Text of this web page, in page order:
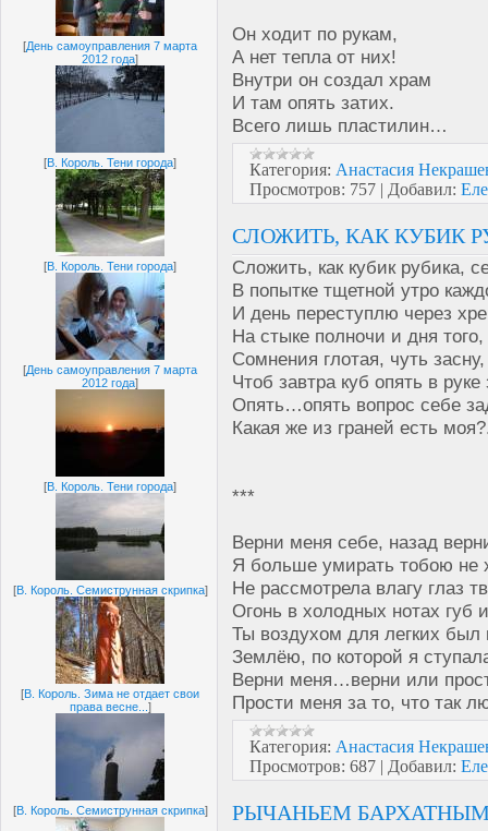
[День самоуправления 7 марта
2012 года]
[В. Король. Тени города]
[В. Король. Тени города]
[День самоуправления 7 марта
2012 года]
[В. Король. Тени города]
[В. Король. Семиструнная скрипка]
[В. Король. Зима не отдает свои
права весне... ]
[В. Король. Семиструнная скрипка]
Он ходит по рукам,
А нет тепла от них!
Внутри он создал храм
И там опять затих.
Всего лишь пластилин…
Категория: Анастасия
Просмотров: 757 | Добавил:
СЛОЖИТЬ, КАК КУБИК
Сложить, как кубик рубика,
В попытке тщетной утро
И день переступлю через
На стыке полночи и дня того,
Сомнения глотая, чуть засну,
Чтоб завтра куб опять в руке
Опять…опять вопрос себе
Какая же из граней есть
***
Верни меня себе, назад
Я больше умирать тобою не
Не рассмотрела влагу глаз
Огонь в холодных нотах губ
Ты воздухом для легких был
Землёю, по которой я
Верни меня…верни или
Прости меня за то, что так
Категория: Анастасия
Просмотров: 687 | Добавил:
РЫЧАНЬЕМ БАРХАТНЫМ